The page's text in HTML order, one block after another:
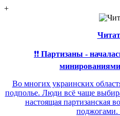
+
❗❗ Партизаны -
Во многих украинских
подполье. Люди всё чаще
настоящая партизанская
поджогами.